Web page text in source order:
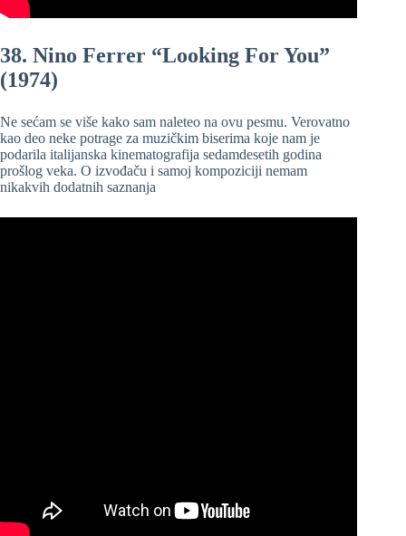
38. Nino Ferrer “Looking For You”
(1974)
Ne sećam se više kako sam naleteo na ovu pesmu. Verovatno
kao deo neke potrage za muzičkim biserima koje nam je
podarila italijanska kinematografija sedamdesetih godina
prošlog veka. O izvođaču i samoj kompoziciji nemam
nikakvih dodatnih saznanja